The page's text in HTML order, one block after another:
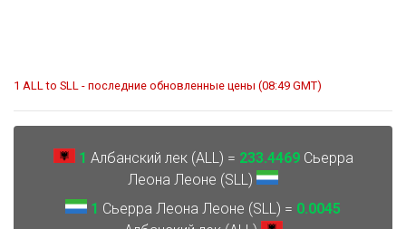
1 ALL to SLL - последние обновленные цены (08:49 GMT)
1 Албанский лек (ALL) = 233.4469Сьерра
Леона Леоне (SLL)
1 Сьерра Леона Леоне (SLL) = 0.0045